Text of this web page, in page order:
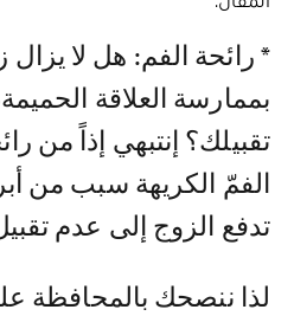
* رائحة الفم: هل لا
بممارسة العلاقة
تقبيلك؟ إنتبهي إذاً من
الفمّ الكريهة سبب من
تدفع الزوج إلى عدم
لذا ننصحك بالمحافظة